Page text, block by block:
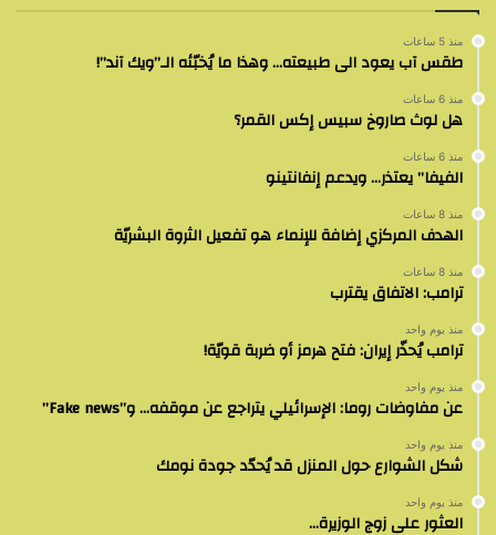
منذ 5 ساعات
طقس آب يعود الى طبيعته… وهذا ما يُخبّئه الـ”ويك آند”!
منذ 6 ساعات
هل لوث صاروخ سبيس إكس القمر؟
منذ 6 ساعات
الفيفا” يعتذر… ويدعم إنفانتينو
منذ 8 ساعات
الهدف المركزي إضافة للإنماء هو تفعيل الثروة البشريّة
منذ 8 ساعات
ترامب: الاتفاق يقترب
منذ يوم واحد
ترامب يُحذّر إيران: فتح هرمز أو ضربة قويّة!
منذ يوم واحد
عن مفاوضات روما: الإسرائيلي يتراجع عن موقفه… و”Fake news”
منذ يوم واحد
شكل الشوارع حول المنزل قد يُحدّد جودة نومك
منذ يوم واحد
العثور على زوج الوزيرة…